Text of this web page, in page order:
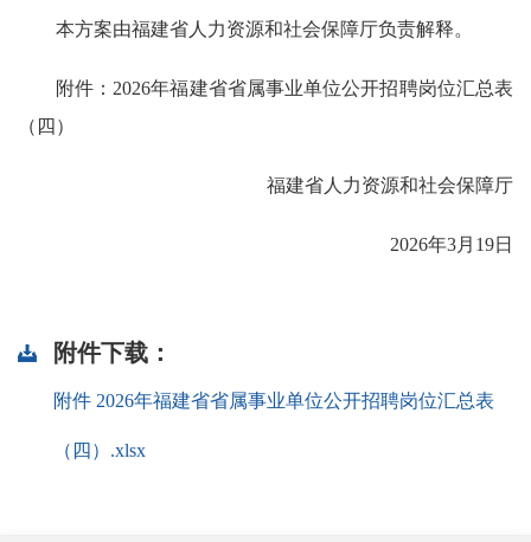
本方案由福建省人力资源和社会保障厅负责解释。
附件：2026年福建省省属事业单位公开招聘岗位汇总表
（四）
福建省人力资源和社会保障厅
2026年3月19日
附件下载：
附件 2026年福建省省属事业单位公开招聘岗位汇总表
（四）.xlsx